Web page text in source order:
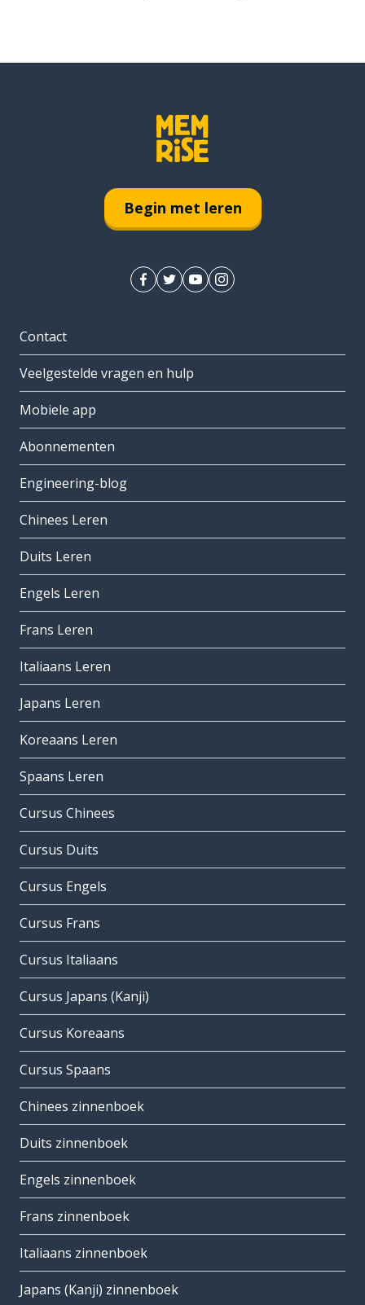
Begin met leren
Contact
Veelgestelde vragen en hulp
Mobiele app
Abonnementen
Engineering-blog
Chinees Leren
Duits Leren
Engels Leren
Frans Leren
Italiaans Leren
Japans Leren
Koreaans Leren
Spaans Leren
Cursus Chinees
Cursus Duits
Cursus Engels
Cursus Frans
Cursus Italiaans
Cursus Japans (Kanji)
Cursus Koreaans
Cursus Spaans
Chinees zinnenboek
Duits zinnenboek
Engels zinnenboek
Frans zinnenboek
Italiaans zinnenboek
Japans (Kanji) zinnenboek